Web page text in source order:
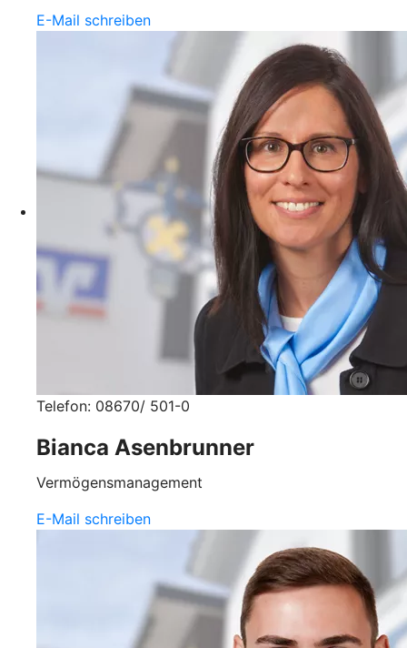
E-Mail schreiben
Telefon: 08670/ 501-0
Bianca Asenbrunner
Vermögensmanagement
E-Mail schreiben